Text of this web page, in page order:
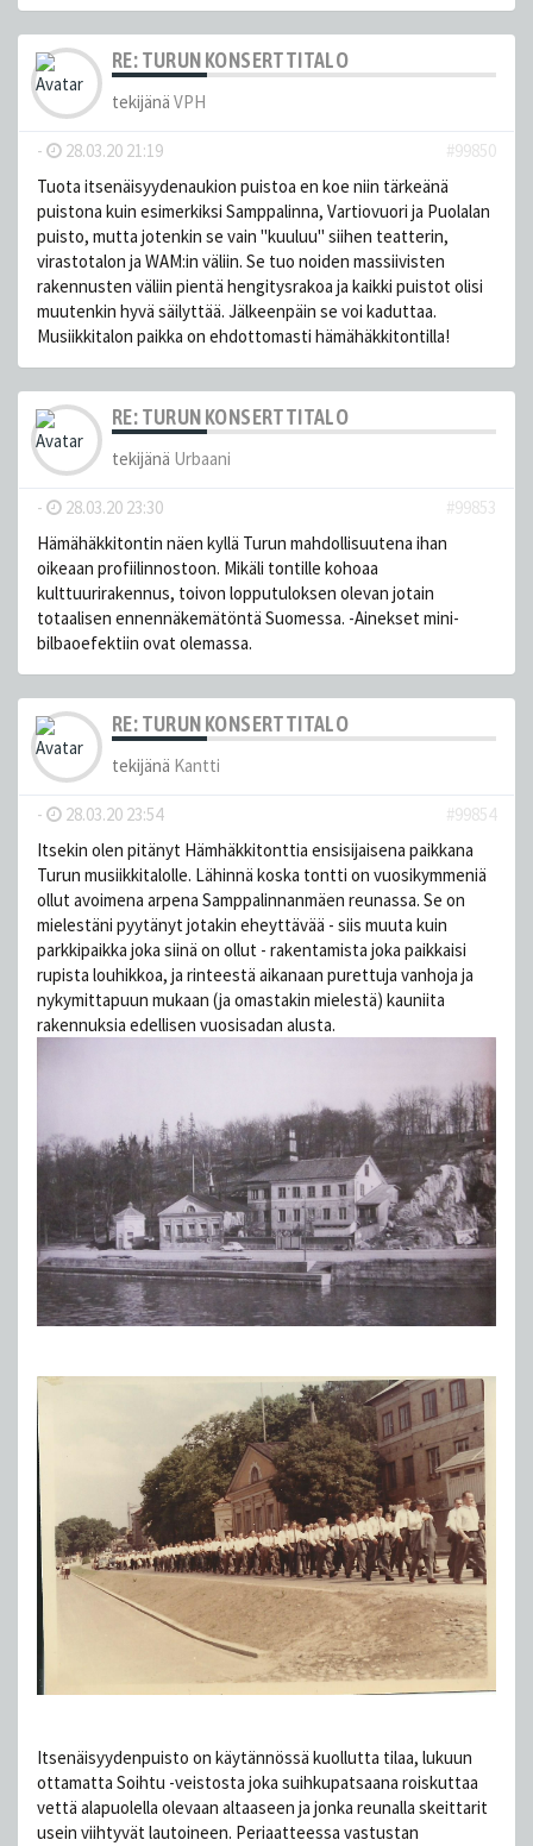
RE: TURUN KONSERTTITALO
tekijänä VPH
- 28.03.20 21:19
#99850
Tuota itsenäisyydenaukion puistoa en koe niin tärkeänä
puistona kuin esimerkiksi Samppalinna, Vartiovuori ja Puolalan
puisto, mutta jotenkin se vain "kuuluu" siihen teatterin,
virastotalon ja WAM:in väliin. Se tuo noiden massiivisten
rakennusten väliin pientä hengitysrakoa ja kaikki puistot olisi
muutenkin hyvä säilyttää. Jälkeenpäin se voi kaduttaa.
Musiikkitalon paikka on ehdottomasti hämähäkkitontilla!
RE: TURUN KONSERTTITALO
tekijänä Urbaani
- 28.03.20 23:30
#99853
Hämähäkkitontin näen kyllä Turun mahdollisuutena ihan
oikeaan profiilinnostoon. Mikäli tontille kohoaa
kulttuurirakennus, toivon lopputuloksen olevan jotain
totaalisen ennennäkemätöntä Suomessa. -Ainekset mini-
bilbaoefektiin ovat olemassa.
RE: TURUN KONSERTTITALO
tekijänä Kantti
- 28.03.20 23:54
#99854
Itsekin olen pitänyt Hämhäkkitonttia ensisijaisena paikkana
Turun musiikkitalolle. Lähinnä koska tontti on vuosikymmeniä
ollut avoimena arpena Samppalinnanmäen reunassa. Se on
mielestäni pyytänyt jotakin eheyttävää - siis muuta kuin
parkkipaikka joka siinä on ollut - rakentamista joka paikkaisi
rupista louhikkoa, ja rinteestä aikanaan purettuja vanhoja ja
nykymittapuun mukaan (ja omastakin mielestä) kauniita
rakennuksia edellisen vuosisadan alusta.
Itsenäisyydenpuisto on käytännössä kuollutta tilaa, lukuun
ottamatta Soihtu -veistosta joka suihkupatsaana roiskuttaa
vettä alapuolella olevaan altaaseen ja jonka reunalla skeittarit
usein viihtyvät lautoineen. Periaatteessa vastustan